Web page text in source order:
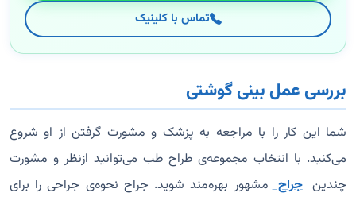
تماس با کلینیک
بررسی عمل بینی گوشتی
شما این کار را با مراجعه به پزشک و مشورت گرفتن از او شروع
می‌کنید. با انتخاب مجموعه‌ی طراح طب می‌توانید ازنظر و مشورت
چندین جراح مشهور بهره‌مند شوید. جراح نحوه‌ی جراحی را برای